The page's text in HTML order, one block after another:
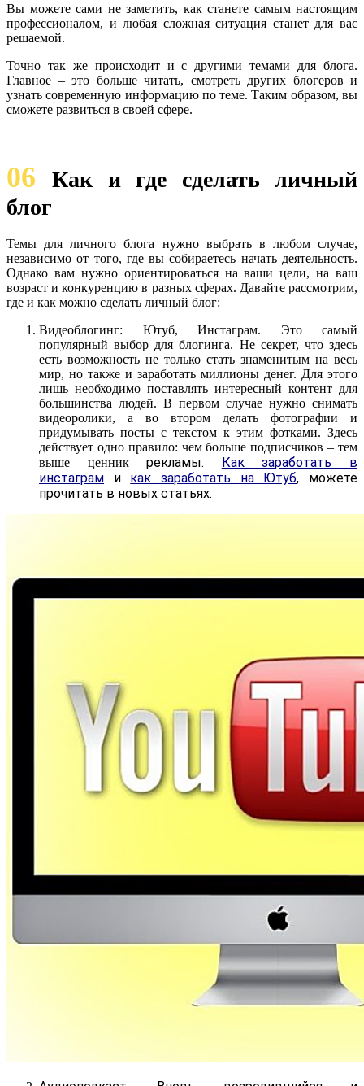
Вы можете сами не заметить, как станете самым настоящим
профессионалом, и любая сложная ситуация станет для вас
решаемой.
Точно так же происходит и с другими темами для блога.
Главное – это больше читать, смотреть других блогеров и
узнать современную информацию по теме. Таким образом, вы
сможете развиться в своей сфере.
06Как и где сделать личный
блог
Темы для личного блога нужно выбрать в любом случае,
независимо от того, где вы собираетесь начать деятельность.
Однако вам нужно ориентироваться на ваши цели, на ваш
возраст и конкуренцию в разных сферах. Давайте рассмотрим,
где и как можно сделать личный блог:
Видеоблогинг: Ютуб, Инстаграм. Это самый
популярный выбор для блогинга. Не секрет, что здесь
есть возможность не только стать знаменитым на весь
мир, но также и заработать миллионы денег. Для этого
лишь необходимо поставлять интересный контент для
большинства людей. В первом случае нужно снимать
видеоролики, а во втором делать фотографии и
придумывать посты с текстом к этим фотками. Здесь
действует одно правило: чем больше подписчиков – тем
выше ценникрекламы.
Как заработать в
инстаграм и как заработать на Ютуб, можете
прочитать в новых статьях.